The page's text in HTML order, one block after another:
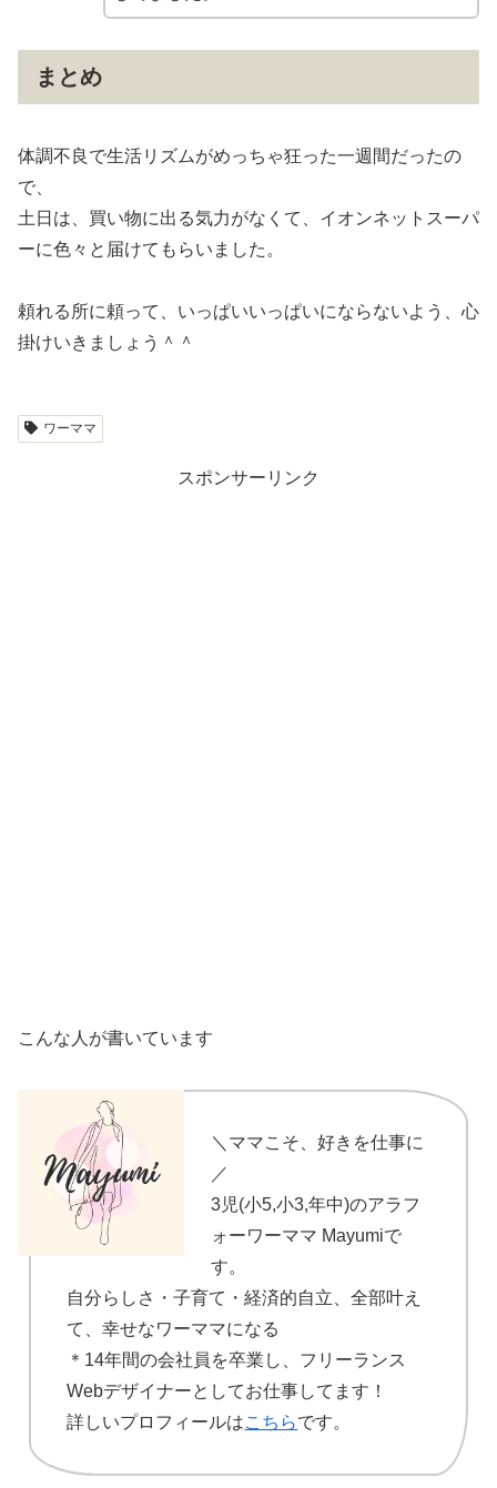
まとめ
体調不良で生活リズムがめっちゃ狂った一週間だったの
で、
土日は、買い物に出る気力がなくて、イオンネットスーパ
ーに色々と届けてもらいました。
頼れる所に頼って、いっぱいいっぱいにならないよう、心
掛けいきましょう＾＾
ワーママ
スポンサーリンク
こんな人が書いています
＼ママこそ、好きを仕事に
／
3児(小5,小3,年中)のアラフ
ォーワーママ Mayumiで
す。
自分らしさ・子育て・経済的自立、全部叶え
て、幸せなワーママになる
＊14年間の会社員を卒業し、フリーランス
Webデザイナーとしてお仕事してます！
詳しいプロフィールはこちらです。